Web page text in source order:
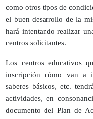
como otros tipos de
el buen desarrollo de la
hará intentando realizar
centros solicitantes.
Los centros educativos
inscripción cómo van a
saberes básicos, etc.
actividades, en
documento del Plan de